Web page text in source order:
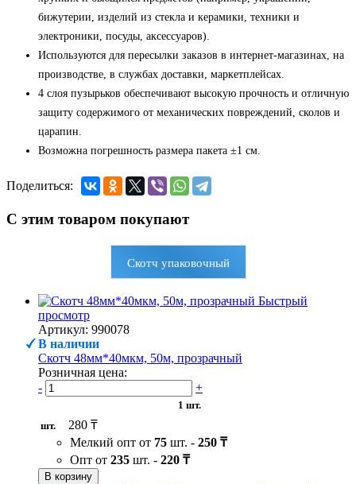
бижутерии, изделий из стекла и керамики, техники и
электроники, посуды, аксессуаров).
Используются для пересылки заказов в интернет-магазинах, на
производстве, в службах доставки, маркетплейсах.
4 слоя пузырьков обеспечивают высокую прочность и отличную
защиту содержимого от механических повреждений, сколов и
царапин.
Возможна погрешность размера пакета ±1 см.
Поделиться:
С этим товаром покупают
Скотч упаковочный
Быстрый
просмотр
Артикул: 990078
В наличии
Скотч 48мм*40мкм, 50м, прозрачный
Розничная цена:
-
+
1 шт.
шт.
280 ₸
Мелкий опт от 75 шт. - 250 ₸
Опт от 235 шт. - 220 ₸
В корзину